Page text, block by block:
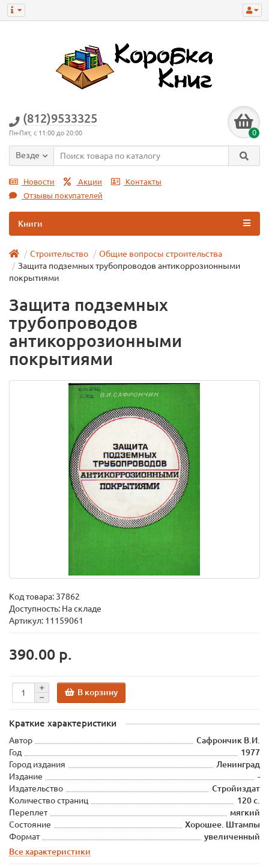
(812)9533325
Пн-Пят, с 11:00 до 20:00 0
Везде
Новости Акции
Контакты
Отзывы покупателей
Книги
Строительство
Общие вопросы строительства
Защита подземных трубопроводов антикоррозионными
покрытиями
Защита подземных
трубопроводов
антикоррозионными
покрытиями
Код товара: 37862
Доступность: На складе
Артикул: 11159061
390.00 р.
В корзину
Краткие характеристики
Автор
Сафрончик В.И.
Год
1977
Город издания
Ленинград
Издание
-
Издательство
Стройиздат
Количество страниц
120 с.
Переплет
мягкий
Состояние
Хорошее. Штампы
Формат
увеличенный
Все характеристики